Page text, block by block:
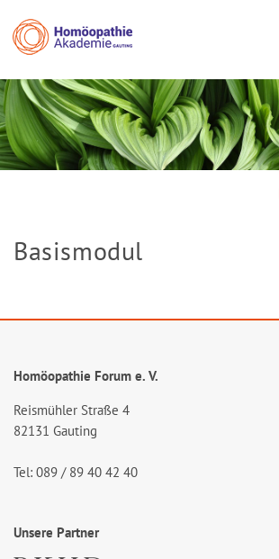
Basismodul
Homöopathie Forum e. V.
Reismühler Straße 4
82131 Gauting
Tel: 089 / 89 40 42 40
Unsere Partner